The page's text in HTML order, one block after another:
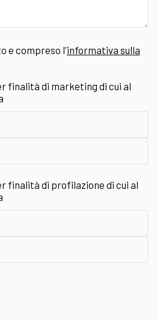
e compreso l'informativa sulla
finalità di marketing di cui al
finalità di profilazione di cui al